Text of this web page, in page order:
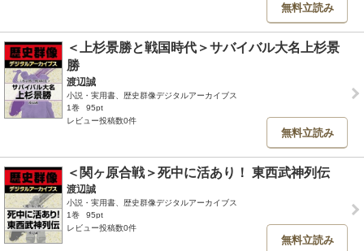
無料立読み
＜上杉景勝と戦国時代＞サバイバル大名上杉景
勝
渡辺誠
小説・実用書、歴史群像デジタルアーカイブス
1巻
95pt
レビュー投稿数0件
無料立読み
＜関ヶ原合戦＞死中に活あり！ 東西武神列伝
渡辺誠
小説・実用書、歴史群像デジタルアーカイブス
1巻
95pt
レビュー投稿数0件
無料立読み